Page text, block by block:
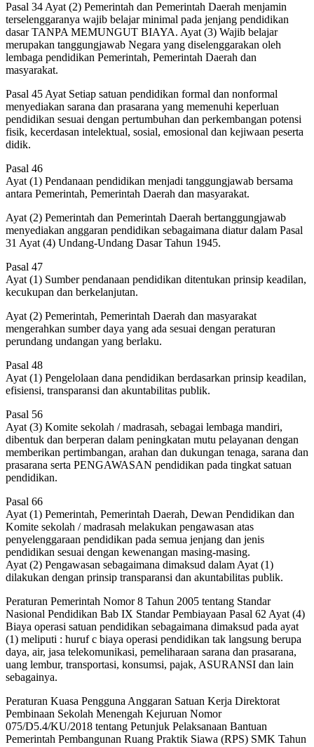
Pasal 34 Ayat (2) Pemerintah dan Pemerintah Daerah menjamin
terselenggaranya wajib belajar minimal pada jenjang pendidikan
dasar TANPA MEMUNGUT BIAYA. Ayat (3) Wajib belajar
merupakan tanggungjawab Negara yang diselenggarakan oleh
lembaga pendidikan Pemerintah, Pemerintah Daerah dan
masyarakat.
Pasal 45 Ayat Setiap satuan pendidikan formal dan nonformal
menyediakan sarana dan prasarana yang memenuhi keperluan
pendidikan sesuai dengan pertumbuhan dan perkembangan potensi
fisik, kecerdasan intelektual, sosial, emosional dan kejiwaan peserta
didik.
Pasal 46
Ayat (1) Pendanaan pendidikan menjadi tanggungjawab bersama
antara Pemerintah, Pemerintah Daerah dan masyarakat.
Ayat (2) Pemerintah dan Pemerintah Daerah bertanggungjawab
menyediakan anggaran pendidikan sebagaimana diatur dalam Pasal
31 Ayat (4) Undang-Undang Dasar Tahun 1945.
Pasal 47
Ayat (1) Sumber pendanaan pendidikan ditentukan prinsip keadilan,
kecukupan dan berkelanjutan.
Ayat (2) Pemerintah, Pemerintah Daerah dan masyarakat
mengerahkan sumber daya yang ada sesuai dengan peraturan
perundang undangan yang berlaku.
Pasal 48
Ayat (1) Pengelolaan dana pendidikan berdasarkan prinsip keadilan,
efisiensi, transparansi dan akuntabilitas publik.
Pasal 56
Ayat (3) Komite sekolah / madrasah, sebagai lembaga mandiri,
dibentuk dan berperan dalam peningkatan mutu pelayanan dengan
memberikan pertimbangan, arahan dan dukungan tenaga, sarana dan
prasarana serta PENGAWASAN pendidikan pada tingkat satuan
pendidikan.
Pasal 66
Ayat (1) Pemerintah, Pemerintah Daerah, Dewan Pendidikan dan
Komite sekolah / madrasah melakukan pengawasan atas
penyelenggaraan pendidikan pada semua jenjang dan jenis
pendidikan sesuai dengan kewenangan masing-masing.
Ayat (2) Pengawasan sebagaimana dimaksud dalam Ayat (1)
dilakukan dengan prinsip transparansi dan akuntabilitas publik.
Peraturan Pemerintah Nomor 8 Tahun 2005 tentang Standar
Nasional Pendidikan Bab IX Standar Pembiayaan Pasal 62 Ayat (4)
Biaya operasi satuan pendidikan sebagaimana dimaksud pada ayat
(1) meliputi : huruf c biaya operasi pendidikan tak langsung berupa
daya, air, jasa telekomunikasi, pemeliharaan sarana dan prasarana,
uang lembur, transportasi, konsumsi, pajak, ASURANSI dan lain
sebagainya.
Peraturan Kuasa Pengguna Anggaran Satuan Kerja Direktorat
Pembinaan Sekolah Menengah Kejuruan Nomor
075/D5.4/KU/2018 tentang Petunjuk Pelaksanaan Bantuan
Pemerintah Pembangunan Ruang Praktik Siawa (RPS) SMK Tahun